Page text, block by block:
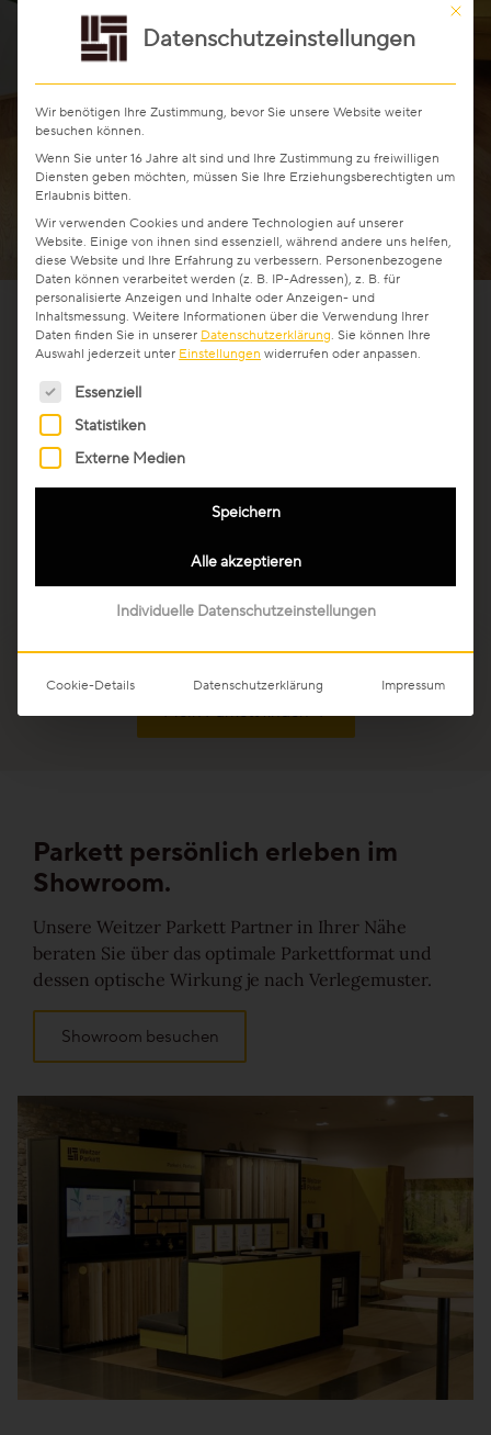
Stab-Optik
Strip-Optik
Unsere Kollektionen - Ihre Vorteile
Unsere Top-Seller, Aktionen und
beliebtesten Kollektionen
Ihre persönliche Wunschliste
Sprache wählen (DE)
Pflegefrei Parkett
Spart Zeit und Geld: keine zeitaufwändige
Pflege und zusätzlichen Ausgaben für
Pflegemittel nötig
Dank revolutionärer Technologie muss
Pflegefrei-Parkett
Dauerhaft schöner Parkettboden ganz ohne
1 2 3 4
Mein Parkett finden
Parkett persönlich erleben im
Showroom.
Unsere Weitzer Parkett Partner in Ihrer Nähe
beraten Sie über das optimale Parkettformat und
dessen optische Wirkung je nach Verlegemuster.
Showroom besuchen
Mit
Datenschutzeinstellungen
Wir benötigen Ihre Zustimmung, bevor Sie unsere Website weiter
besuchen können.
Wenn Sie unter 16 Jahre alt sind und Ihre Zustimmung zu freiwilligen
Diensten geben möchten, müssen Sie Ihre Erziehungsberechtigten um
Erlaubnis bitten.
Wir verwenden Cookies und andere Technologien auf unserer
Website. Einige von ihnen sind essenziell, während andere uns helfen,
diese Website und Ihre Erfahrung zu verbessern. Personenbezogene
Daten können verarbeitet werden (z. B. IP-Adressen), z. B. für
personalisierte Anzeigen und Inhalte oder Anzeigen- und
Inhaltsmessung. Weitere Informationen über die Verwendung Ihrer
Daten finden Sie in unserer Datenschutzerklärung. Sie können Ihre
Auswahl jederzeit unter Einstellungen widerrufen oder anpassen.
Es folgt eine Liste der Service-Gruppen, für die eine
Essenziell
Statistiken
Externe Medien
Speichern
Alle akzeptieren
Individuelle Datenschutzeinstellungen
Cookie-Details Datenschutzerklärung Impressum